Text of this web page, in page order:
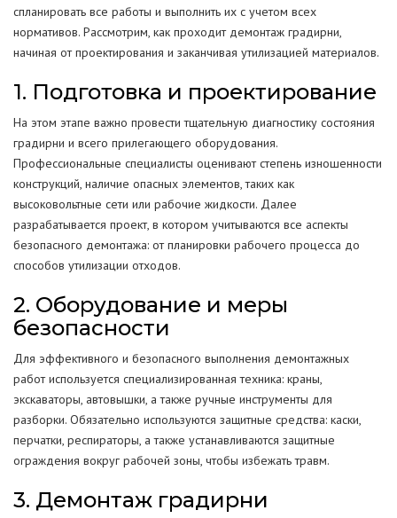
спланировать все работы и выполнить их с учетом всех
нормативов. Рассмотрим, как проходит демонтаж градирни,
начиная от проектирования и заканчивая утилизацией материалов.
1. Подготовка и проектирование
На этом этапе важно провести тщательную диагностику состояния
градирни и всего прилегающего оборудования.
Профессиональные специалисты оценивают степень изношенности
конструкций, наличие опасных элементов, таких как
высоковольтные сети или рабочие жидкости. Далее
разрабатывается проект, в котором учитываются все аспекты
безопасного демонтажа: от планировки рабочего процесса до
способов утилизации отходов.
2. Оборудование и меры
безопасности
Для эффективного и безопасного выполнения демонтажных
работ используется специализированная техника: краны,
экскаваторы, автовышки, а также ручные инструменты для
разборки. Обязательно используются защитные средства: каски,
перчатки, респираторы, а также устанавливаются защитные
ограждения вокруг рабочей зоны, чтобы избежать травм.
3. Демонтаж градирни